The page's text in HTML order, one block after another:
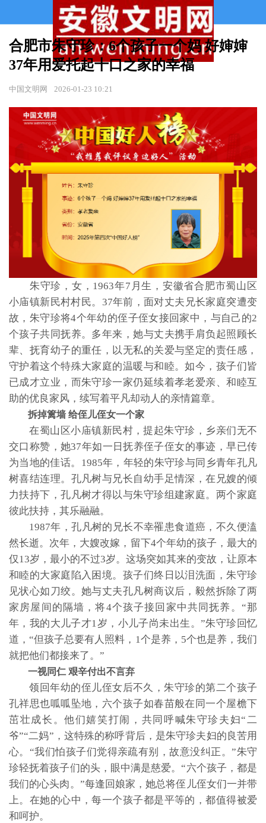
合肥市朱守珍：6个孩子一个妈 好婶婶
37年用爱托起十口之家的幸福
中国文明网 2026-01-23 10:21
朱守珍，女，1963年7月生，安徽省合肥市蜀山区
小庙镇新民村村民。37年前，面对丈夫兄长家庭突遭变
故，朱守珍将4个年幼的侄子侄女接回家中，与自己的2
个孩子共同抚养。多年来，她与丈夫携手肩负起照顾长
辈、抚育幼子的重任，以无私的关爱与坚定的责任感，
守护着这个特殊大家庭的温暖与和睦。如今，孩子们皆
已成才立业，而朱守珍一家仍延续着孝老爱亲、和睦互
助的优良家风，续写着平凡却动人的亲情篇章。
拆掉篱墙 给侄儿侄女一个家
在蜀山区小庙镇新民村，提起朱守珍，乡亲们无不
交口称赞，她37年如一日抚养侄子侄女的事迹，早已传
为当地的佳话。1985年，年轻的朱守珍与同乡青年孔凡
树喜结连理。孔凡树与兄长自幼手足情深，在兄嫂的倾
力扶持下，孔凡树才得以与朱守珍组建家庭。两个家庭
彼此扶持，其乐融融。
1987年，孔凡树的兄长不幸罹患食道癌，不久便溘
然长逝。次年，大嫂改嫁，留下4个年幼的孩子，最大的
仅13岁，最小的不过3岁。这场突如其来的变故，让原本
和睦的大家庭陷入困境。孩子们终日以泪洗面，朱守珍
见状心如刀绞。她与丈夫孔凡树商议后，毅然拆除了两
家房屋间的隔墙，将4个孩子接回家中共同抚养。“那
年，我的大儿子才1岁，小儿子尚未出生。”朱守珍回忆
道，“但孩子总要有人照料，1个是养，5个也是养，我们
就把他们都接来了。”
一视同仁 艰辛付出不言弃
领回年幼的侄儿侄女后不久，朱守珍的第二个孩子
孔祥思也呱呱坠地，六个孩子如春苗般在同一个屋檐下
茁壮成长。他们嬉笑打闹，共同呼喊朱守珍夫妇“二
爷”“二妈”，这特殊的称呼背后，是朱守珍夫妇的良苦用
心。“我们怕孩子们觉得亲疏有别，故意没纠正。”朱守
珍轻抚着孩子们的头，眼中满是慈爱。“六个孩子，都是
我们的心头肉。”每逢回娘家，她总将侄儿侄女们一并带
上。在她的心中，每一个孩子都是平等的，都值得被爱
和呵护。